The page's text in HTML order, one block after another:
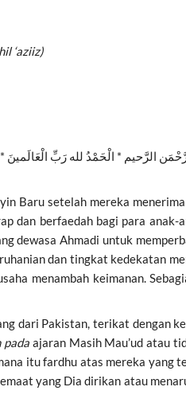
‘aziiz)
الرَّحيم * الْحَمْدُ لله رَبِّ
Baru setelah mereka
dan berfaedah bagi para anak-
dewasa Ahmadi untuk
dan tingkat kedekatan
menambah keimanan.
dari Pakistan, terikat dengan
pada ajaran Masih Mau’ud atau
itu fardhu atas mereka yang
yang Dia dirikan atau